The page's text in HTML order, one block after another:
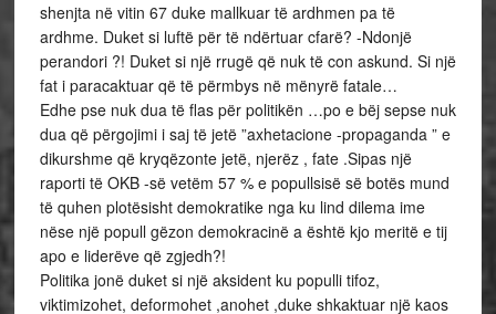
shenjta në vitin 67 duke mallkuar të ardhmen pa të
ardhme. Duket si luftë për të ndërtuar cfarë? -Ndonjë
perandori ?! Duket si një rrugë që nuk të con askund. Si një
fat i paracaktuar që të përmbys në mënyrë fatale…
Edhe pse nuk dua të flas për politikën …po e bëj sepse nuk
dua që përgojimi i saj të jetë ”axhetacione -propaganda ” e
dikurshme që kryqëzonte jetë, njerëz , fate .Sipas një
raporti të OKB -së vetëm 57 % e popullsisë së botës mund
të quhen plotësisht demokratike nga ku lind dilema ime
nëse një popull gëzon demokracinë a është kjo meritë e tij
apo e liderëve që zgjedh?!
Politika jonë duket si një aksident ku populli tifoz,
viktimizohet, deformohet ,anohet ,duke shkaktuar një kaos